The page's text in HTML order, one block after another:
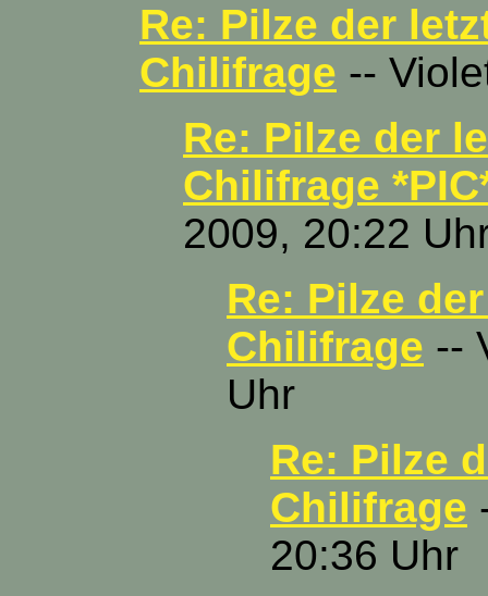
Re: Pilze der
Chilifrage --
Re: Pilze der
Chilifrage
2009, 20:22
Re: Pilze
Chilifrage --
Uhr
Re: Pilze
Chilifrage
20:36 Uhr